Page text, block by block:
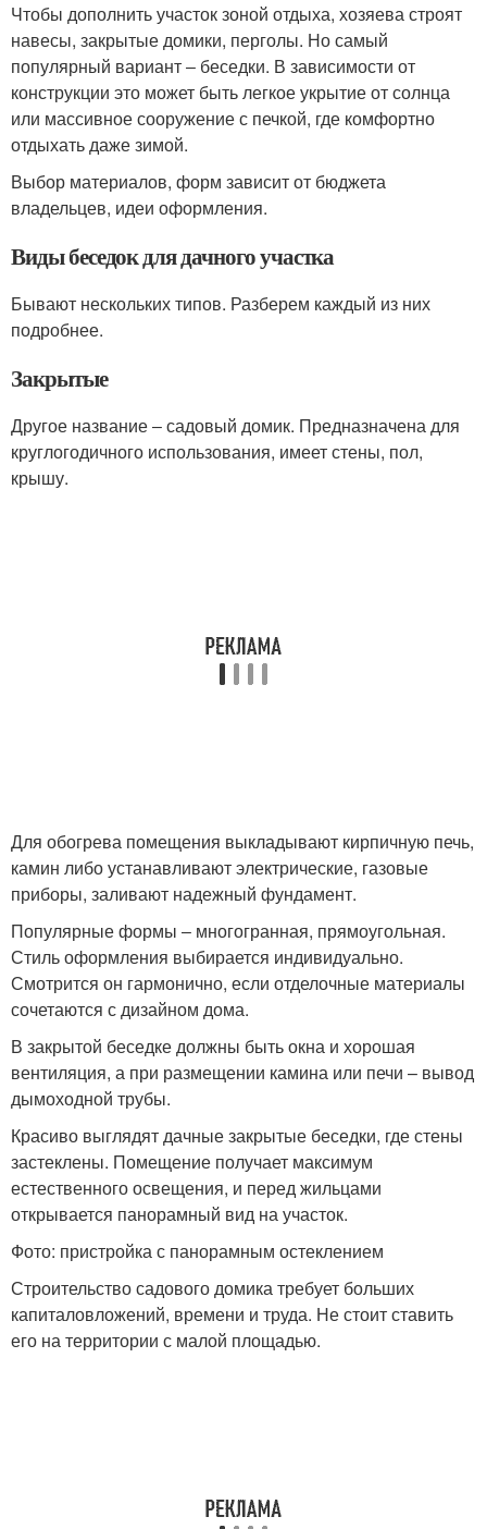
Чтобы дополнить участок зоной отдыха, хозяева строят
навесы, закрытые домики, перголы. Но самый
популярный вариант ‒ беседки. В зависимости от
конструкции это может быть легкое укрытие от солнца
или массивное сооружение с печкой, где комфортно
отдыхать даже зимой.
Выбор материалов, форм зависит от бюджета
владельцев, идеи оформления.
Виды беседок для дачного участка
Бывают нескольких типов. Разберем каждый из них
подробнее.
Закрытые
Другое название ‒ садовый домик. Предназначена для
круглогодичного использования, имеет стены, пол,
крышу.
Для обогрева помещения выкладывают кирпичную печь,
камин либо устанавливают электрические, газовые
приборы, заливают надежный фундамент.
Популярные формы ‒ многогранная, прямоугольная.
Стиль оформления выбирается индивидуально.
Смотрится он гармонично, если отделочные материалы
сочетаются с дизайном дома.
В закрытой беседке должны быть окна и хорошая
вентиляция, а при размещении камина или печи – вывод
дымоходной трубы.
Красиво выглядят дачные закрытые беседки, где стены
застеклены. Помещение получает максимум
естественного освещения, и перед жильцами
открывается панорамный вид на участок.
Фото: пристройка с панорамным остеклением
Строительство садового домика требует больших
капиталовложений, времени и труда. Не стоит ставить
его на территории с малой площадью.